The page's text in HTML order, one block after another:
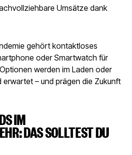
Umsätze dank
gehört kontaktloses
oder Smartwatch für
werden im Laden oder
– und prägen die Zukunft
IM
DAS SOLLTEST DU